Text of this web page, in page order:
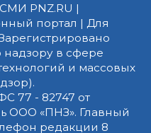
PNZ.RU |
портал | Для
в сфере
и массовых
77 - 82747 от
ООО «ПНЗ». Главный
редакции 8